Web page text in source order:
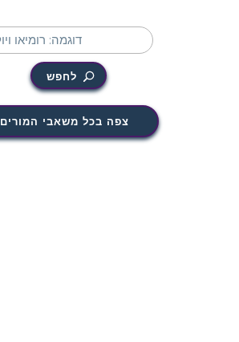
לחפש
צפה בכל משאבי המורים